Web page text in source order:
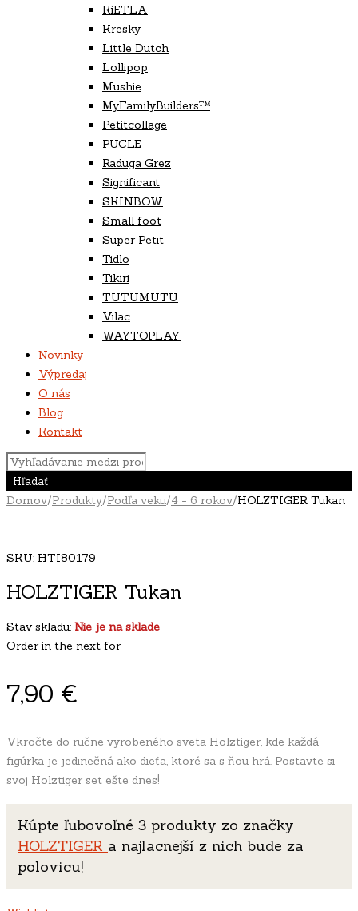
KiETLA
Kresky
Little Dutch
Lollipop
Mushie
MyFamilyBuilders™
Petitcollage
PUCLE
Raduga Grez
Significant
SKINBOW
Small foot
Super Petit
Tidlo
Tikiri
TUTUMUTU
Vilac
WAYTOPLAY
Novinky
Výpredaj
O nás
Blog
Kontakt
Domov/Produkty/Podľa veku/4 - 6 rokov/HOLZTIGER Tukan
SKU: HTI80179
HOLZTIGER Tukan
Stav skladu: Nie je na sklade
Order in the next for
7,90 €
Vkročte do ručne vyrobeného sveta Holztiger, kde každá
figúrka je jedinečná ako dieťa, ktoré sa s ňou hrá. Postavte si
svoj Holztiger set ešte dnes!
Kúpte ľubovoľné 3 produkty zo značky
HOLZTIGER a najlacnejší z nich bude za
polovicu!